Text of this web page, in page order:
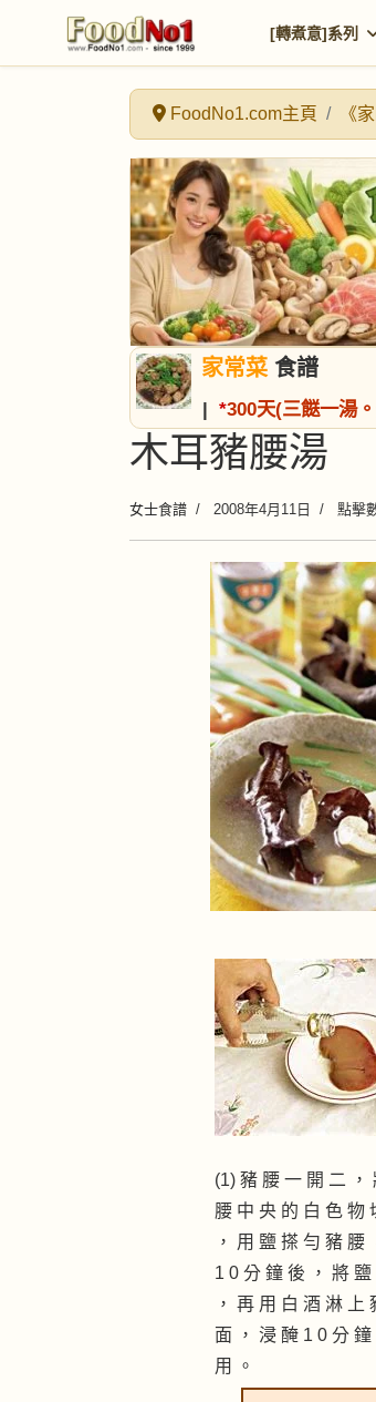
[轉煮意]系列
FoodNo1.com主頁 《
家常菜 食譜
| *300天(三餸一湯
木耳豬腰湯
女士食譜 2008年4月11日 點擊
(1) 豬 腰 一 開 二 ，
腰 中 央 的 白 色 物
， 用 鹽 搽 勻 豬 腰
1 0 分 鐘 後 ， 將 鹽
， 再 用 白 酒 淋 上
面 ， 浸 醃 1 0 分 鐘
用 。